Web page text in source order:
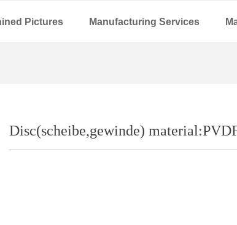
Pictures Manufacturing Services
Disc(scheibe,gewinde)